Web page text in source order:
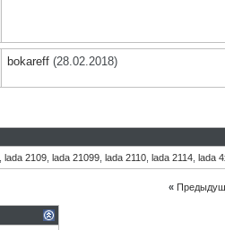
bokareff (28.02.2018)
lada 2109 lada 21099 lada 2110 lada 2114 lada
«